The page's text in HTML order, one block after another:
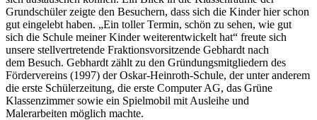
Grundschüler zeigte den Besuchern, dass sich die Kinder hier schon
gut eingelebt haben. „Ein toller Termin, schön zu sehen, wie gut
sich die Schule meiner Kinder weiterentwickelt hat“ freute sich
unsere stellvertretende Fraktionsvorsitzende Gebhardt nach
dem Besuch. Gebhardt zählt zu den Gründungsmitgliedern des
Fördervereins (1997) der Oskar-Heinroth-Schule, der unter anderem
die erste Schülerzeitung, die erste Computer AG, das Grüne
Klassenzimmer sowie ein Spielmobil mit Ausleihe und
Malerarbeiten möglich machte.